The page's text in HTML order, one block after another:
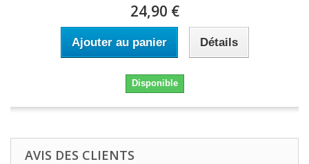
24,90 €
Ajouter au panier Détails
Disponible
AVIS DES CLIENTS